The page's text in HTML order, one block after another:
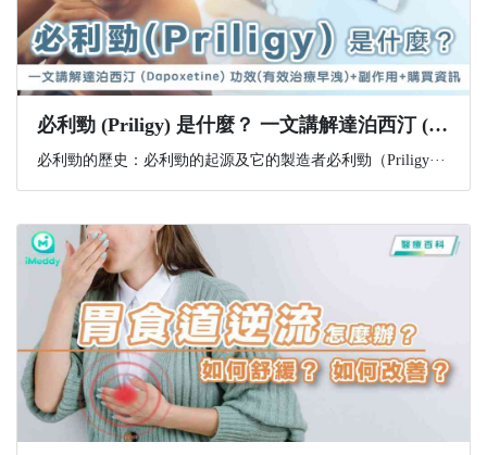
必利勁 (Priligy) 是什麼？ 一文講解達泊西汀 (Dapoxetine) 功效(有效治療早洩)+副作用+購買資訊
必利勁的歷史：必利勁的起源及它的製造者必利勁（Priligy···